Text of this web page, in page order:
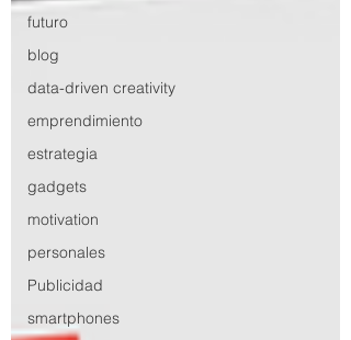
futuro
blog
data-driven creativity
emprendimiento
estrategia
gadgets
motivation
personales
Publicidad
smartphones